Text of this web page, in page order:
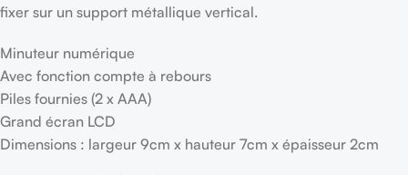
fixer sur un support métallique vertical.
Minuteur numérique
Avec fonction compte à rebours
Piles fournies (2 x AAA)
Grand écran LCD
Dimensions : largeur 9cm x hauteur 7cm x épaisseur 2cm